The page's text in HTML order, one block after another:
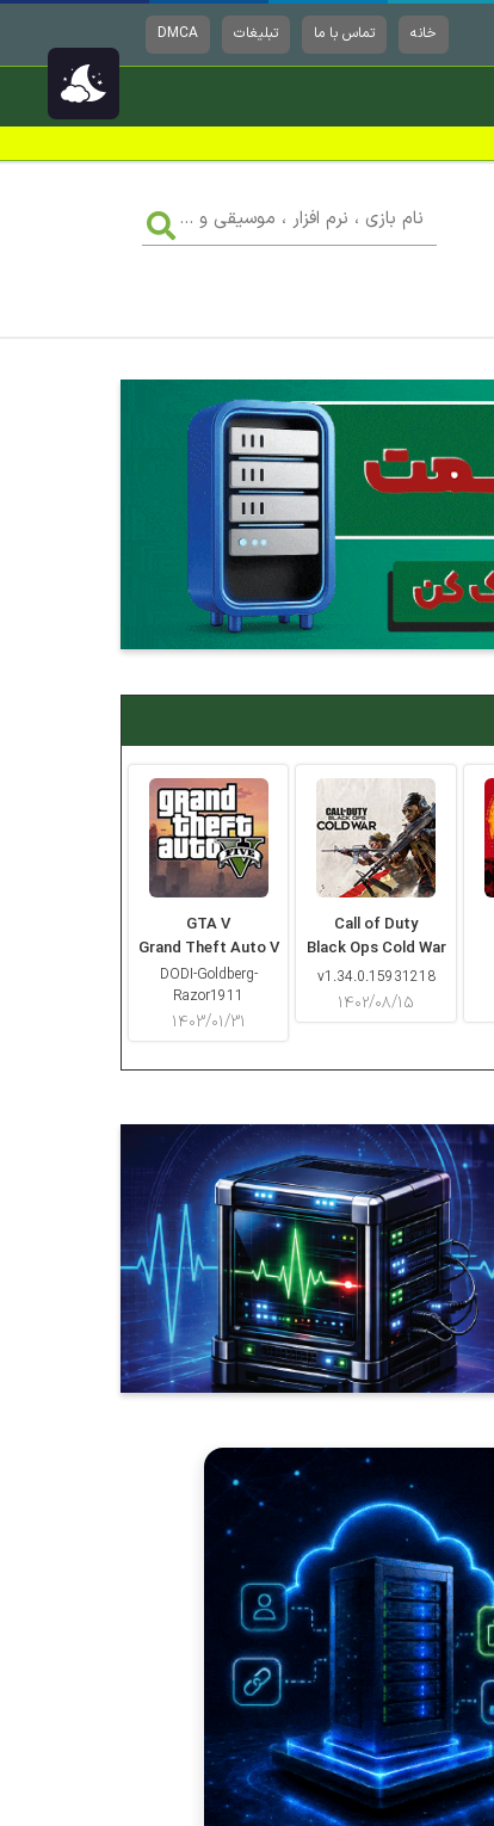
خانه تماس با ما تبلیغات DMCA
بازی
،
GTA V
Grand Theft Auto V
DODI-Goldberg-
Razor1911
۱۴۰۳/۰۱/۳۱
Call of Duty
Black Ops Cold War
v1.34.0.15931218
۱۴۰۲/۰۸/۱۵